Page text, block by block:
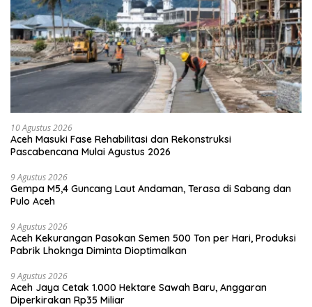
10 Agustus 2026
Aceh Masuki Fase Rehabilitasi dan Rekonstruksi
Pascabencana Mulai Agustus 2026
9 Agustus 2026
Gempa M5,4 Guncang Laut Andaman, Terasa di Sabang dan
Pulo Aceh
9 Agustus 2026
Aceh Kekurangan Pasokan Semen 500 Ton per Hari, Produksi
Pabrik Lhoknga Diminta Dioptimalkan
9 Agustus 2026
Aceh Jaya Cetak 1.000 Hektare Sawah Baru, Anggaran
Diperkirakan Rp35 Miliar